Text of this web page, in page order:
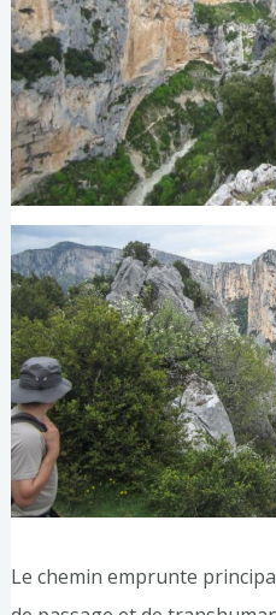
Le chemin emprunte